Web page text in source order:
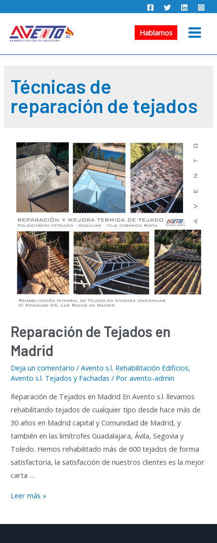
contenido
Hablamos
Main
Técnicas de
reparación de tejados
Reparación de Tejados en
Madrid
Deja un comentario /Avento s.l. Rehabilitación Edificios,
Avento s.l. Tejados y Fachadas / Poravento-admin
Reparación de Tejados en Madrid En Avento s.l. llevamos
rehabilitando tejados de cualquier tipo desde hace más de
30 años en Madrid capital y Comunidad de Madrid, y
también en las limítrofes Guadalajara, Ávila, Segovia y
Toledo. Hemos rehabilitado más de 600 tejados de forma
satisfactoria, la satisfacción de nuestros clientes es la mejor
carta …
Reparación
Leer más »